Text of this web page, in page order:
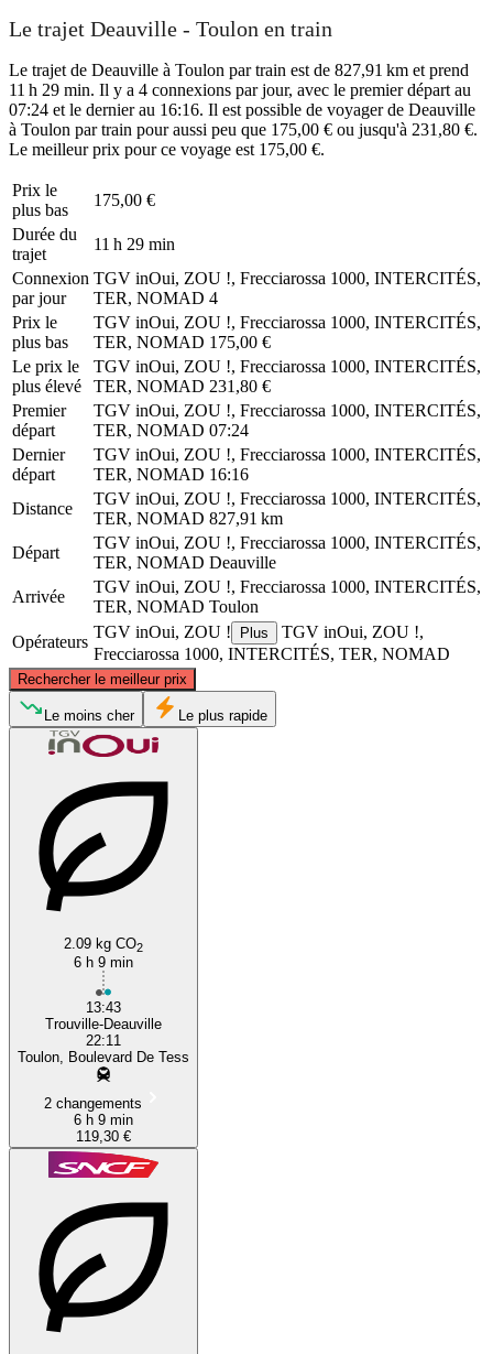
Le trajet Deauville - Toulon en train
Le trajet de Deauville à Toulon par train est de 827,91 km et prend
11 h 29 min. Il y a 4 connexions par jour, avec le premier départ au
07:24 et le dernier au 16:16. Il est possible de voyager de Deauville
à Toulon par train pour aussi peu que 175,00 € ou jusqu'à 231,80 €.
Le meilleur prix pour ce voyage est 175,00 €.
Prix ​​le
plus bas
175,00 €
Durée du
trajet
11 h 29 min
Connexion
par jour
TGV inOui, ZOU !, Frecciarossa 1000, INTERCITÉS,
TER, NOMAD 4
Prix ​​le
plus bas
TGV inOui, ZOU !, Frecciarossa 1000, INTERCITÉS,
TER, NOMAD 175,00 €
Le prix le
plus élevé
TGV inOui, ZOU !, Frecciarossa 1000, INTERCITÉS,
TER, NOMAD 231,80 €
Premier
départ
TGV inOui, ZOU !, Frecciarossa 1000, INTERCITÉS,
TER, NOMAD 07:24
Dernier
départ
TGV inOui, ZOU !, Frecciarossa 1000, INTERCITÉS,
TER, NOMAD 16:16
Distance
TGV inOui, ZOU !, Frecciarossa 1000, INTERCITÉS,
TER, NOMAD 827,91 km
Départ
TGV inOui, ZOU !, Frecciarossa 1000, INTERCITÉS,
TER, NOMAD Deauville
Arrivée
TGV inOui, ZOU !, Frecciarossa 1000, INTERCITÉS,
TER, NOMAD Toulon
Opérateurs
TGV inOui, ZOU ! Plus
TGV inOui, ZOU !,
Frecciarossa 1000, INTERCITÉS, TER, NOMAD
Rechercher le meilleur prix
Deauville
©CARTO, ©OpenStreetMap contributors
Le moins cher Le plus rapide
2.09 kg CO2
6 h 9 min
13:43
Trouville-Deauville
22:11
Toulon, Boulevard De Tess
2 changements
6 h 9 min
119,30 €